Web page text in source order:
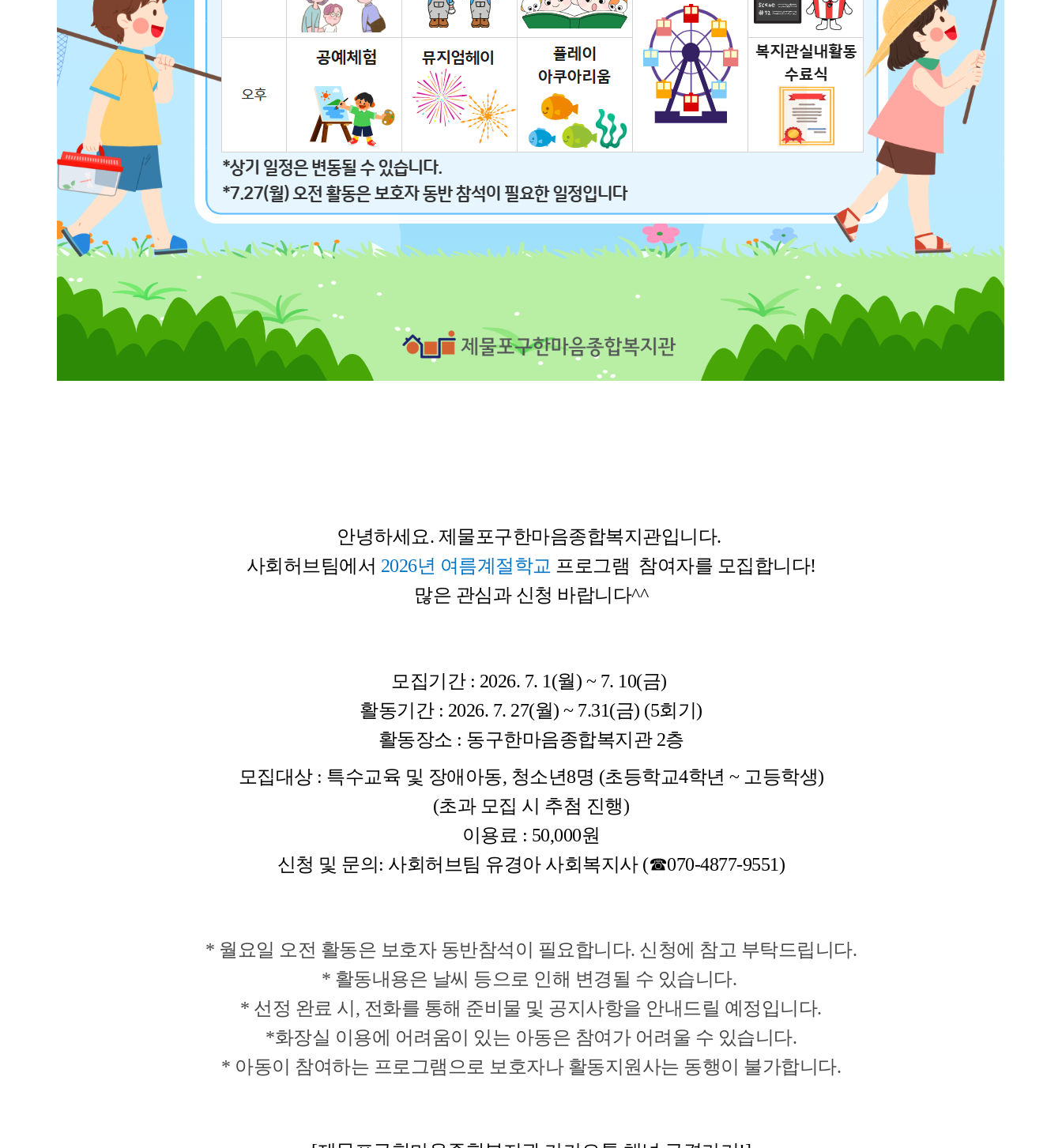
안녕하세요. 제물포구한마음종합복지관입니다.
사회허브팀에서 2026년 여름계절학교 프로그램 참여자를 모집합니다!
많은 관심과 신청 바랍니다^^
모집기간 : 2026. 7. 1(월) ~ 7. 10(금)
활동기간 : 2026. 7. 27(월) ~ 7.31(금) (5회기)
활동장소 : 동구한마음종합복지관 2층
모집대상 : 특수교육 및 장애아동, 청소년8명 (초등학교4학년 ~ 고등학생)
(초과 모집 시 추첨 진행)
이용료 : 50,000원
신청 및 문의: 사회허브팀 유경아 사회복지사 (☎070-4877-9551)
* 월요일 오전 활동은 보호자 동반참석이 필요합니다. 신청에 참고 부탁드립니다.
* 활동내용은 날씨 등으로 인해 변경될 수 있습니다.
* 선정 완료 시, 전화를 통해 준비물 및 공지사항을 안내드릴 예정입니다.
*화장실 이용에 어려움이 있는 아동은 참여가 어려울 수 있습니다.
* 아동이 참여하는 프로그램으로 보호자나 활동지원사는 동행이 불가합니다.